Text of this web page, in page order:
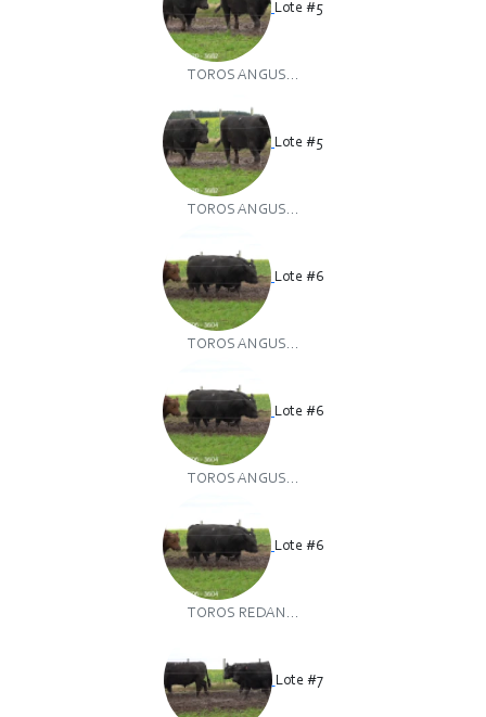
Lote #5
TOROS ANGUS...
Lote #5
TOROS ANGUS...
Lote #6
TOROS ANGUS...
Lote #6
TOROS ANGUS...
Lote #6
TOROS REDAN...
Lote #7